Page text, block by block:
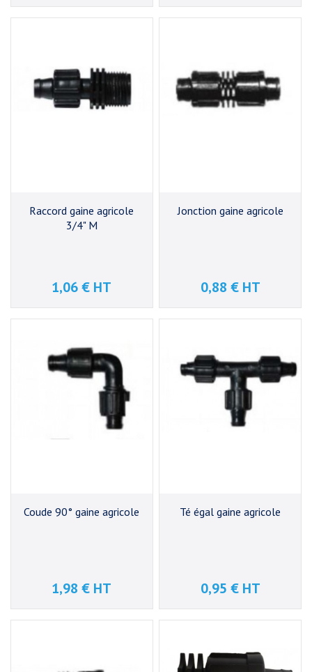
Raccord gaine agricole
3/4" M
Prix
1,06 € HT
Jonction gaine agricole
Prix
0,88 € HT
Coude 90° gaine agricole
Prix
1,98 € HT
Té égal gaine agricole
Prix
0,95 € HT